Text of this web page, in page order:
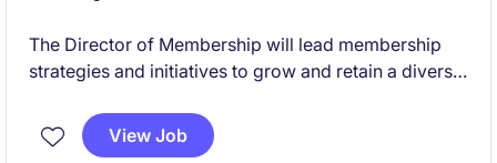
The Director of Membership will lead membership
strategies and initiatives to grow and retain a diverse
tourism industry. This role will focus on enhancing
the membership experience and driving membership
View Job